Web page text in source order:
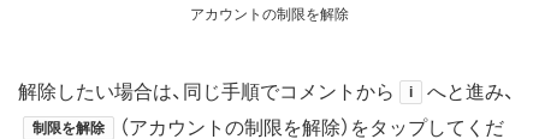
アカウントの制限を解除
解除したい場合は、同じ手順でコメントから i へと進み、
制限を解除
（アカウントの制限を解除）をタップしてくだ